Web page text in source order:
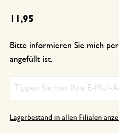
11,95
Bitte informieren Sie mich
angefüllt ist.
Lagerbestand in allen Filialen